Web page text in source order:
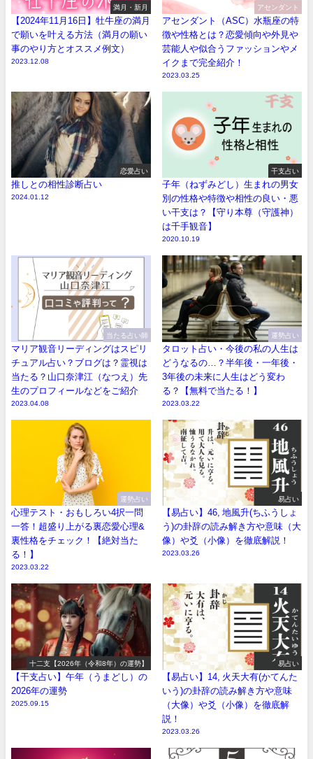
満月・新月
【2024年11月16日】牡牛座の満月
で願いを叶える方法（満月の願い
事のやり方とオススメ例文）
2023.12.08
アセンダント
アセンダント（ASC）水瓶座の特
徴や性格とは？恋愛傾向や外見や
芸能人や似合うファッションやメ
イクまで完全紹介！
2023.03.25
恋愛占い
推しとの相性診断占い
2024.01.12
干支占い
子年（ねずみどし）生まれの男女
別の性格や特徴や相性の良い・悪
い干支は？【守り本尊（守護神）
は千手観音】
2020.10.19
当たる占い師
マリア観音リーディングはスピリ
チュアル占い？ブログは？霊視は
当たる？山口奈津江（なつえ）先
生のプロフィールなどをご紹介
2023.04.08
運勢占い
タロット占い・今後の私の人生は
どうなるの…？半年後・一年後・
3年後の未来に人生はどう変わ
る？【無料で当たる！】
2023.03.22
運勢占い
心理テスト・おもしろい4択一問
一答！超盛り上がる裏恋愛心理&
裏性格をチェック！【絶対当た
る！】
2023.03.22
易占い
【易占い】46, 地風升(ちふうしょ
う)の卦辞の読み解き方や意味（大
像）や爻（小像）を徹底解説！
2023.03.26
十二支【2026年（令和8年）の運勢】
【干支占い】午年（うまどし）の
2026年の運勢
2025.09.15
易占い
【易占い】14, 火天大有(かてんた
いう)の卦辞の読み解き方や意味
（大像）や爻（小像）を徹底解
説！
2023.03.26